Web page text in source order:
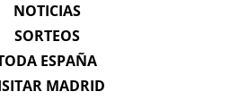
NOTICIAS
SORTEOS
ESPAÑA
MADRID